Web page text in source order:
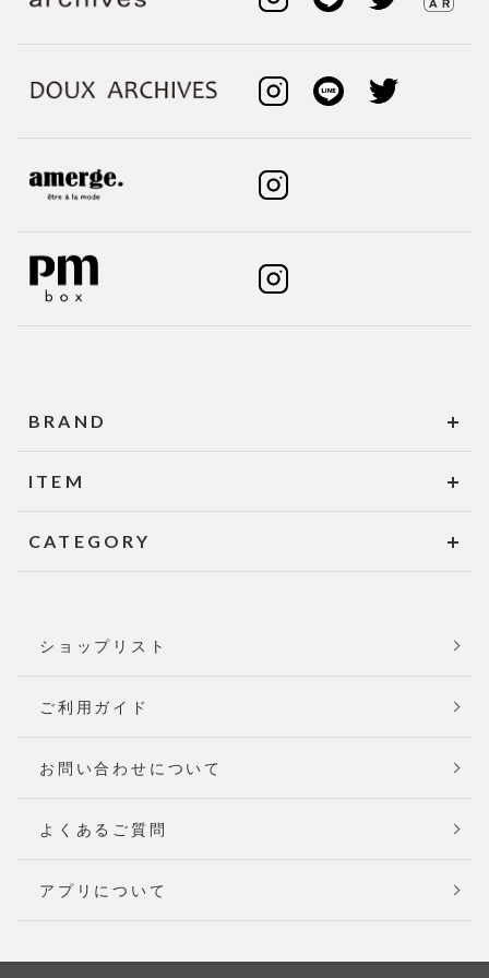
BRAND
ITEM
CATEGORY
ショップリスト
ご利用ガイド
お問い合わせについて
よくあるご質問
アプリについて